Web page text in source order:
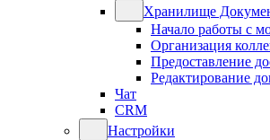
Хранилище
Начало работы с
Организация
Предоставление
Редактирование
Чат
CRM
Настройки